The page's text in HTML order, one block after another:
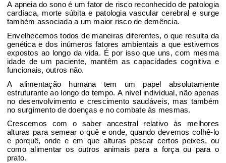
A apneia do sono é um fator de risco reconhecido de patologia
cardíaca, morte súbita e patologia vascular cerebral e surge
também associada a um maior risco de demência.
Envelhecemostodos de maneiras diferentes, o que resulta da
genéticae dos inúmeros fatores ambientais a que estivemos
expostos ao longo da vida. É por isso que uns, com mesma
idade de um paciente, mantêm as capacidades cognitiva e
funcionais, outros não.
A alimentação humana tem um papel absolutamente
estruturanteao longo do tempo. A nível individual, não apenas
no desenvolvimento e crescimento saudáveis, mas também
no surgimento de doenças e no combate às mesmas.
Crescemos com o saber ancestral
relativo às melhores
alturas para semear o quê e onde, quando devemos colhê-lo
e porquê, onde e em que alturas pescar certos peixes, ou
como alimentar os outros animais para a força ou para o
prato.